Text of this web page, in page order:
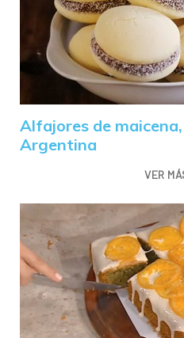
Alfajores de
Argentina
VER